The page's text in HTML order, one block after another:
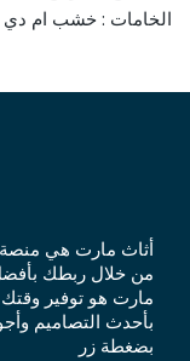
الخامات : خشب ام دي
أثاث مارت هي منصة
من خلال ربطك
مارت هو توفير
بأحدث التصاميم
بضغطة زر